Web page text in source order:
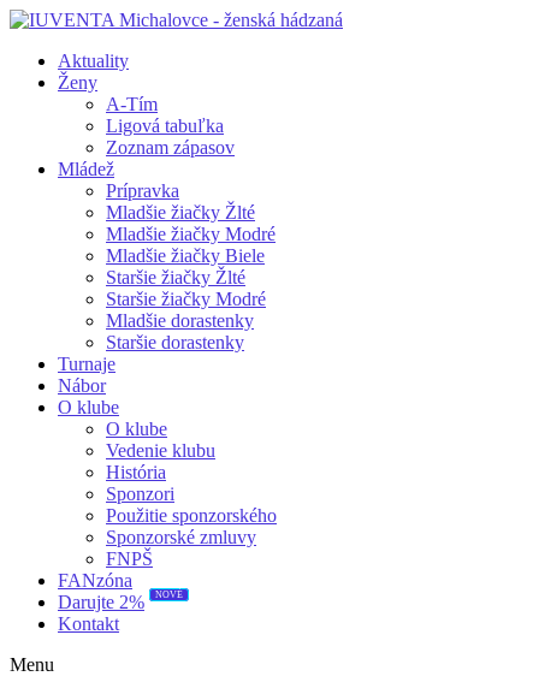
Aktuality
Ženy
A-Tím
Ligová tabuľka
Zoznam zápasov
Mládež
Prípravka
Mladšie žiačky Žlté
Mladšie žiačky Modré
Mladšie žiačky Biele
Staršie žiačky Žlté
Staršie žiačky Modré
Mladšie dorastenky
Staršie dorastenky
Turnaje
Nábor
O klube
O klube
Vedenie klubu
História
Sponzori
Použitie sponzorského
Sponzorské zmluvy
FNPŠ
FANzóna
Darujte 2%
NOVÉ
Kontakt
Menu